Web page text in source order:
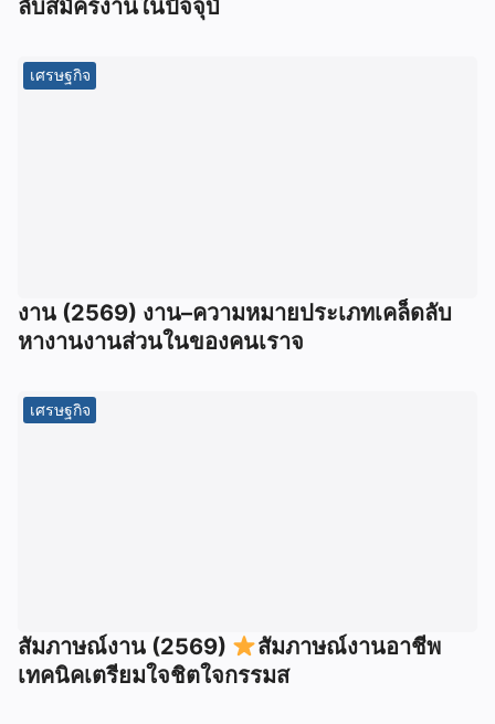
ลับสมัครงานในปัจจุบั
เศรษฐกิจ
งาน (2569) งาน–ความหมายประเภทเคล็ดลับ
หางานงานส่วนในของคนเราจ
เศรษฐกิจ
สัมภาษณ์งาน (2569)
สัมภาษณ์งานอาชีพ
เทคนิคเตรียมใจชิตใจกรรมส